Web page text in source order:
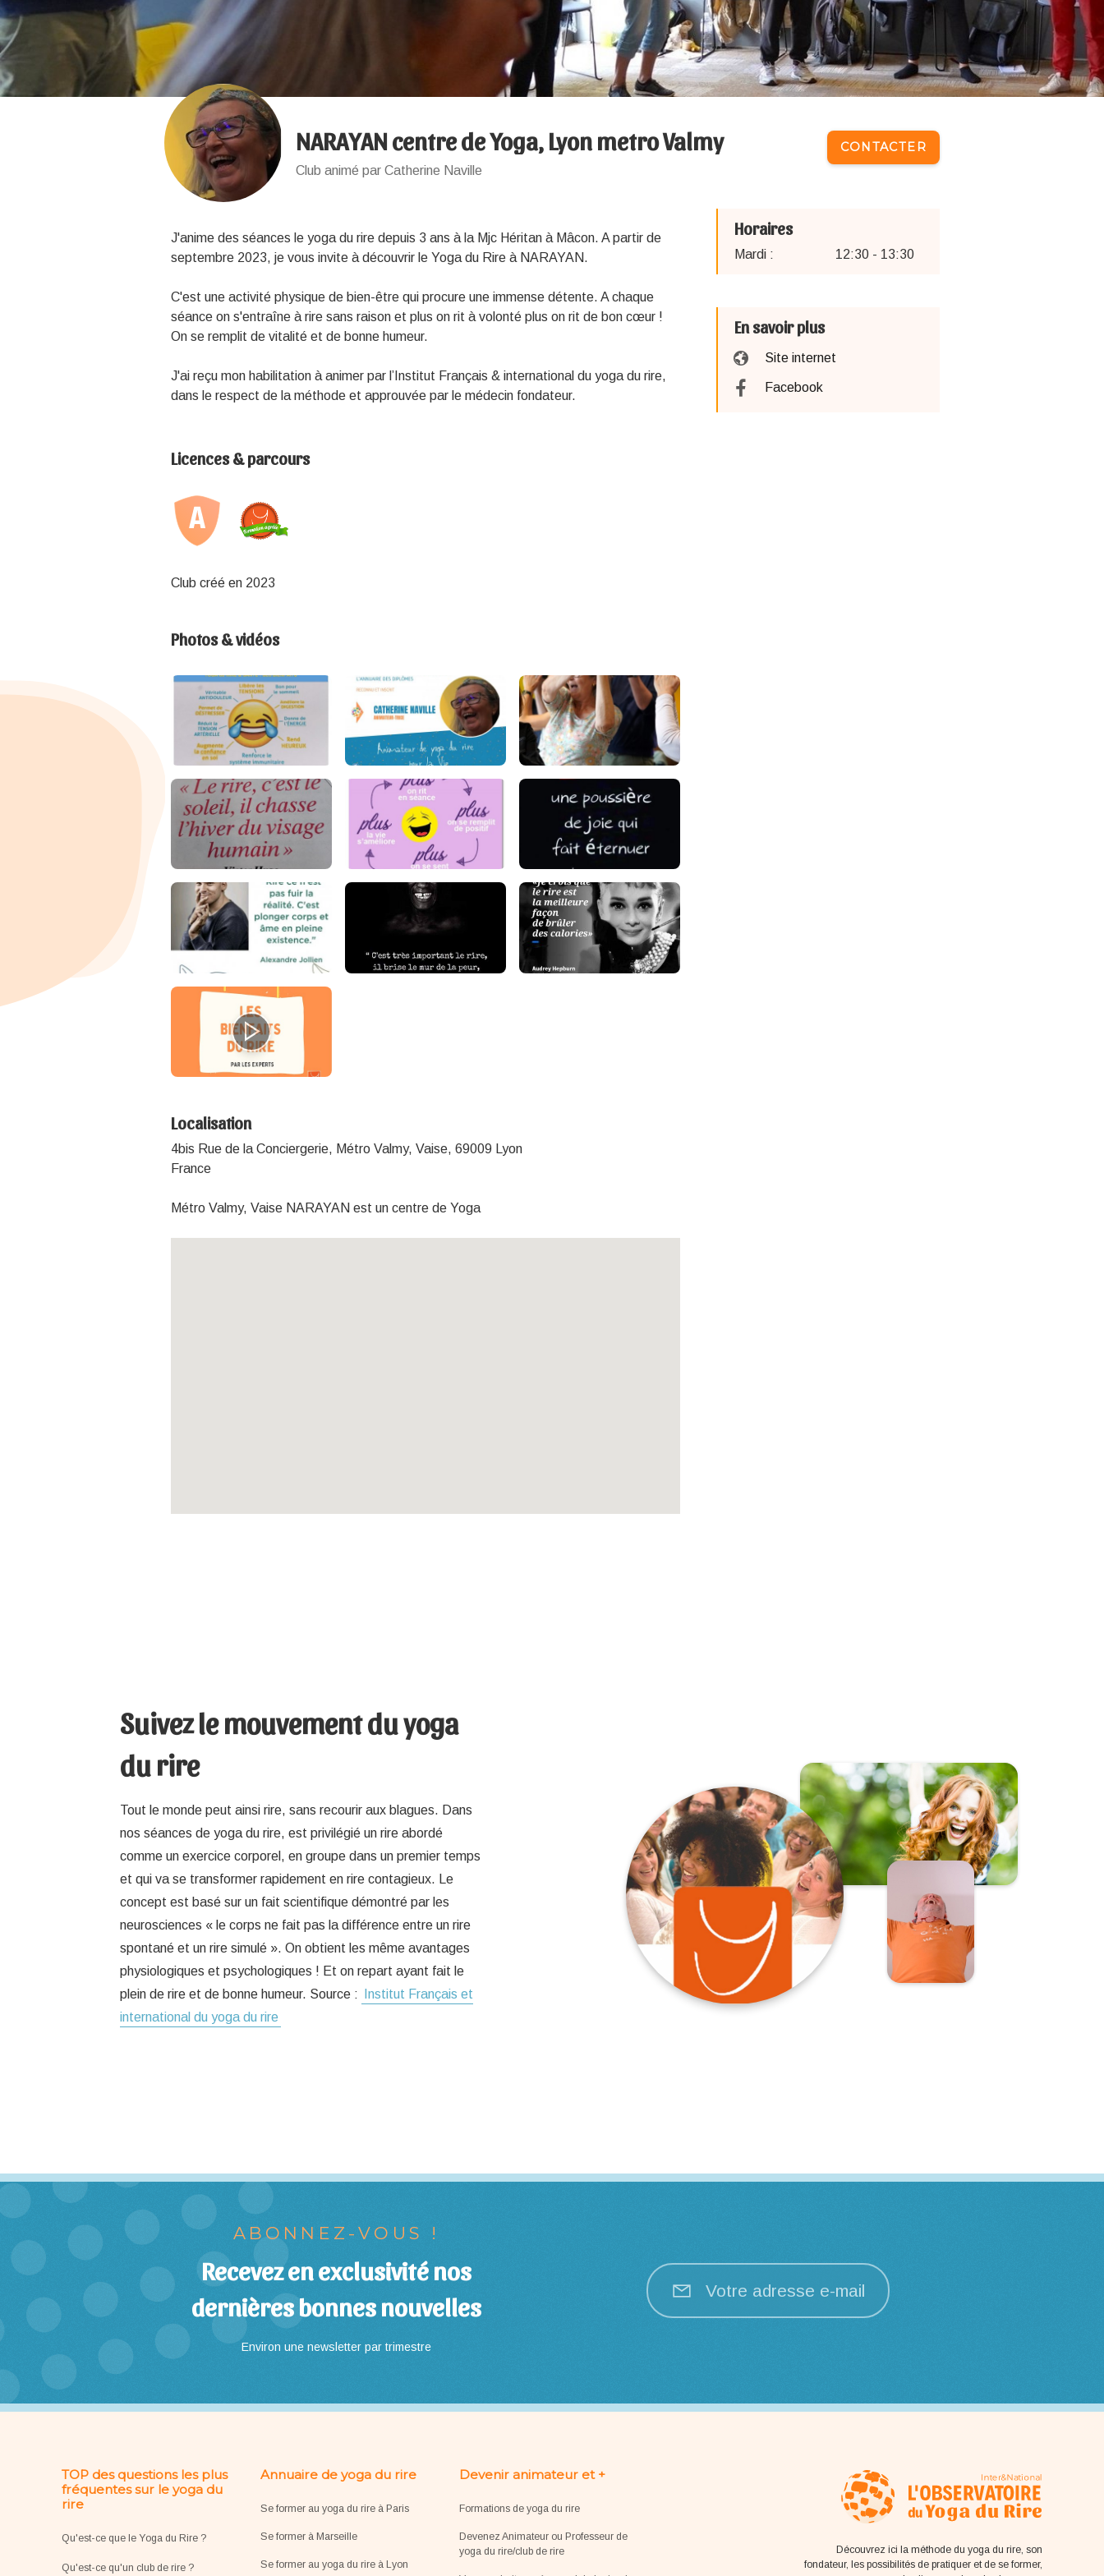
NARAYAN centre de Yoga, Lyon metro Valmy
Club animé par Catherine Naville
CONTACTER
J'anime des séances le yoga du rire depuis 3 ans à la Mjc Héritan à Mâcon. A partir de
septembre 2023, je vous invite à découvrir le Yoga du Rire à NARAYAN.
C'est une activité physique de bien-être qui procure une immense détente. A chaque
séance on s'entraîne à rire sans raison et plus on rit à volonté plus on rit de bon cœur !
On se remplit de vitalité et de bonne humeur.
J'ai reçu mon habilitation à animer par l’Institut Français & international du yoga du rire,
dans le respect de la méthode et approuvée par le médecin fondateur.
Licences & parcours
Club créé en 2023
Photos & vidéos
Localisation
4bis Rue de la Conciergerie, Métro Valmy, Vaise, 69009 Lyon
France
Métro Valmy, Vaise NARAYAN est un centre de Yoga
Horaires
Mardi : 12:30 - 13:30
En savoir plus
Site internet
Facebook
Suivez le mouvement du yoga
du rire
Tout le monde peut ainsi rire, sans recourir aux blagues. Dans
nos séances de yoga du rire, est privilégié un rire abordé
comme un exercice corporel, en groupe dans un premier temps
et qui va se transformer rapidement en rire contagieux. Le
concept est basé sur un fait scientifique démontré par les
neurosciences « le corps ne fait pas la différence entre un rire
spontané et un rire simulé ». On obtient les même avantages
physiologiques et psychologiques ! Et on repart ayant fait le
plein de rire et de bonne humeur. Source :
Institut Français et
international du yoga du rire
ABONNEZ-VOUS !
Recevez en exclusivité nos
dernières bonnes nouvelles
Environ une newsletter par trimestre
Votre adresse e-mail
TOP des questions les plus
fréquentes sur le yoga du
rire
Qu'est-ce que le Yoga du Rire ?
Qu'est-ce qu'un club de rire ?
Annuaire de yoga du rire
Se former au yoga du rire à Paris
Se former à Marseille
Se former au yoga du rire à Lyon
Devenir animateur et +
Formations de yoga du rire
Devenez Animateur ou Professeur de
yoga du rire/club de rire
Découvrez ici la méthode du yoga du rire, son
fondateur, les possibilités de pratiquer et de se former,